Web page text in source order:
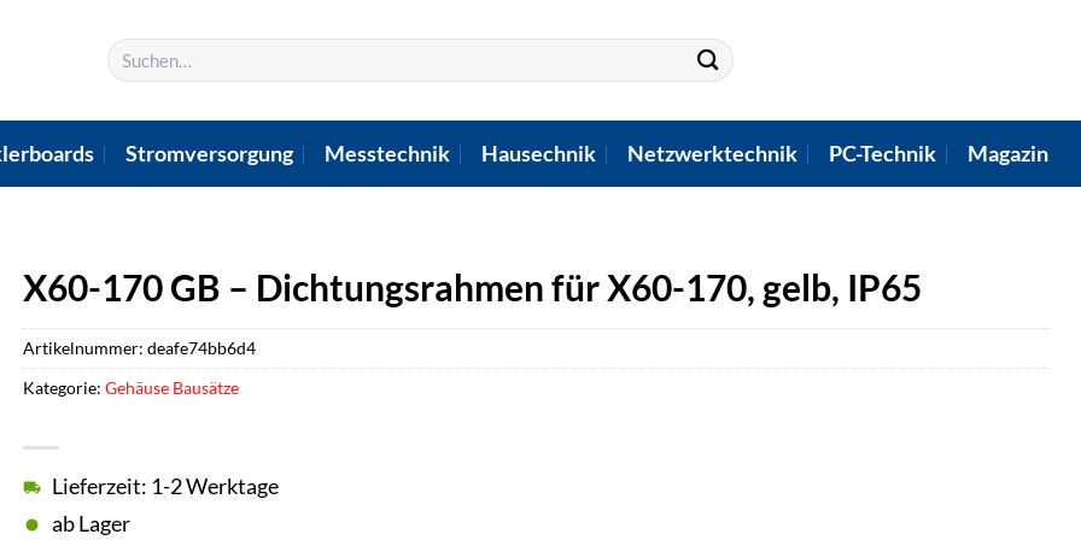
Suchen
nach:
Stromversorgung Messtechnik Hausechnik Netzwerktechnik PC-Technik Magazin
X60-170 GB – Dichtungsrahmen für X60-170, gelb, IP65
Lieferzeit: 1-2 Werktage
ab Lager
Artikelnummer: deafe74bb6d4
Kategorie: Gehäuse Bausätze